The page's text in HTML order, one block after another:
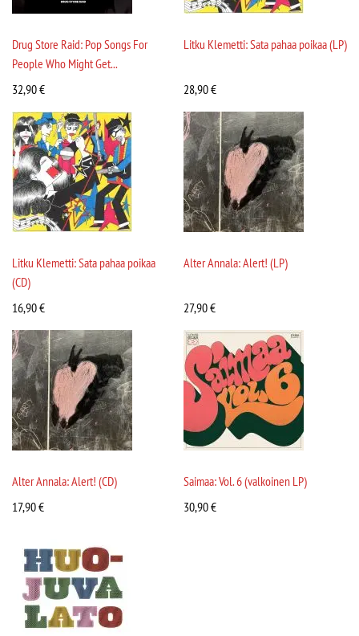
Drug Store Raid: Pop Songs For
People Who Might Get...
32,90€
Litku Klemetti: Sata pahaa poikaa (LP)
28,90€
Litku Klemetti: Sata pahaa poikaa
(CD)
16,90€
Alter Annala: Alert! (LP)
27,90€
Alter Annala: Alert! (CD)
17,90€
Saimaa: Vol. 6 (valkoinen LP)
30,90€